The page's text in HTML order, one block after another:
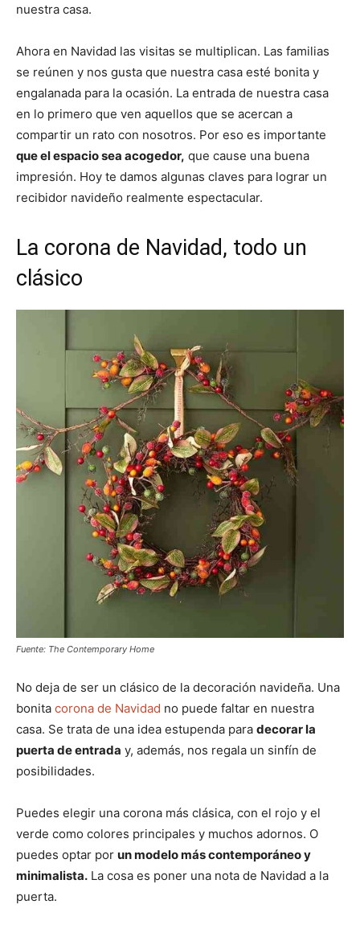
nuestra casa.
Ahora en Navidad las visitas se multiplican. Las familias
se reúnen y nos gusta que nuestra casa esté bonita y
engalanada para la ocasión. La entrada de nuestra casa
en lo primero que ven aquellos que se acercan a
compartir un rato con nosotros. Por eso es importante
que el espacio sea acogedor, que cause una buena
impresión. Hoy te damos algunas claves para lograr un
recibidor navideño realmente espectacular.
La corona de Navidad, todo un
clásico
Fuente: The Contemporary Home
No deja de ser un clásico de la decoración navideña. Una
bonita corona de Navidad no puede faltar en nuestra
casa. Se trata de una idea estupenda para decorar la
puerta de entrada y, además, nos regala un sinfín de
posibilidades.
Puedes elegir una corona más clásica, con el rojo y el
verde como colores principales y muchos adornos. O
puedes optar por un modelo más contemporáneo y
minimalista. La cosa es poner una nota de Navidad a la
puerta.